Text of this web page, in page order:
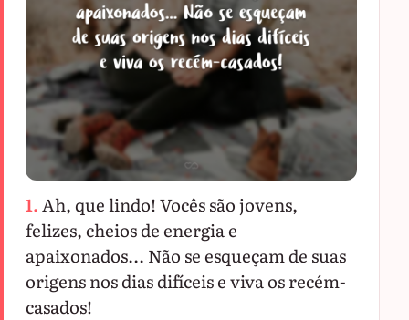
1.Ah, que lindo! Vocês são jovens,
felizes, cheios de energia e
apaixonados... Não se esqueçam de suas
origens nos dias difíceis e viva os recém-
casados!